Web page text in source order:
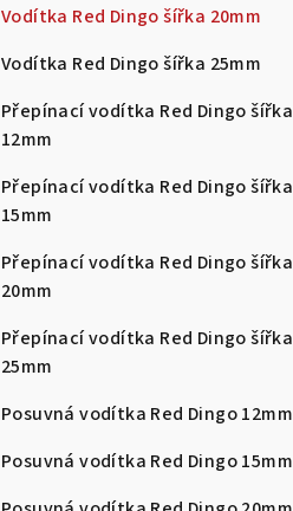
Vodítka Red Dingo šířka 20mm
Vodítka Red Dingo šířka 25mm
Přepínací vodítka Red Dingo šířka
12mm
Přepínací vodítka Red Dingo šířka
15mm
Přepínací vodítka Red Dingo šířka
20mm
Přepínací vodítka Red Dingo šířka
25mm
Posuvná vodítka Red Dingo 12mm
Posuvná vodítka Red Dingo 15mm